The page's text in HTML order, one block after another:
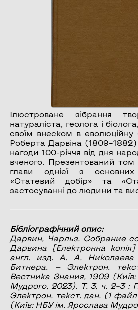
Ілюстроване зібрання
натураліста, геолога і
своїм внеском в еволюційну
Роберта Дарвіна
нагоди 100-річчя від дня
вченого. Презентований том
глави однієї з
«Статевий добір» та
застосуванні до людини та
Бібліографічний опис:
Дарвин, Чарльз.
Собрание
Дарвина [Електронна
англ. изд. А. А.
Битнера. — Электрон.
Вестника Знания, 1909
Мудрого, 2023). Т. 3, ч. 2–3 :
Электрон. текст. дан. (1
(Київ: НБУ ім. Ярослава